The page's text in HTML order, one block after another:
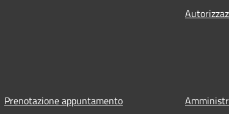
Prenotazione appuntamento